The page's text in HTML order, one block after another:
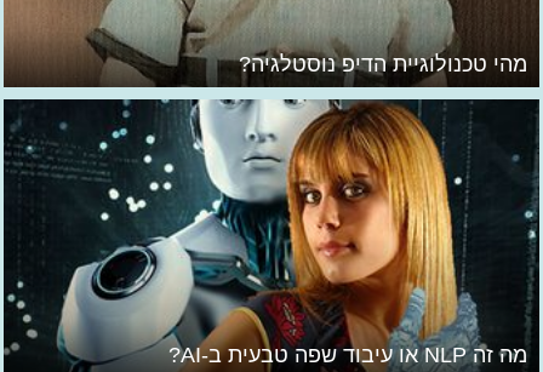
מהי טכנולוגיית הדיפ נוסטלגיה?
מה זה NLP או עיבוד שפה טבעית ב-AI?